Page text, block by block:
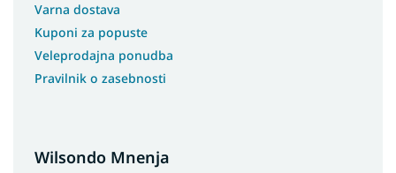
Varna dostava
Kuponi za popuste
Veleprodajna ponudba
Pravilnik o zasebnosti
Wilsondo Mnenja